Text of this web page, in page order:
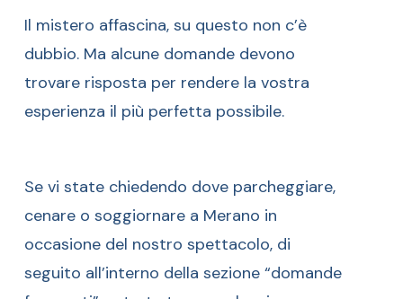
Il mistero affascina, su questo non c’è
dubbio. Ma alcune domande devono
trovare risposta per rendere la vostra
esperienza il più perfetta possibile.
Se vi state chiedendo dove parcheggiare,
cenare o soggiornare a Merano in
occasione del nostro spettacolo, di
seguito all’interno della sezione “domande